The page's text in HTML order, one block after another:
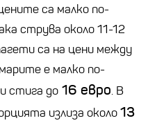
са малко по-
струва около 11-12
са на цени между
е малко по-
стига до 16 евро. В
излиза около13